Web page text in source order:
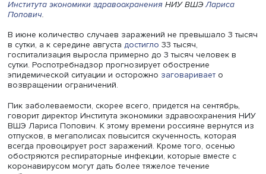
Пик заболеваемости в ходе очередной волны COVID-19
России придется на сентябрь, предполагают эксперты.
Прививаться лучше уже сейчас, российские вакцины —
эффективные. Какие еще меры необходимо принять,
обеспечить свою безопасность, HSE Daily рассказала
Института экономики здравоохраненияНИУ ВШЭ
Попович.
в сутки, а к середине августа достигло33 тысяч,
госпитализация выросла примерно до 3 тысяч человек
сутки. Роспотребнадзор прогнозирует обострение
эпидемической ситуации и осторожнозаговаривает
возвращении ограничений.